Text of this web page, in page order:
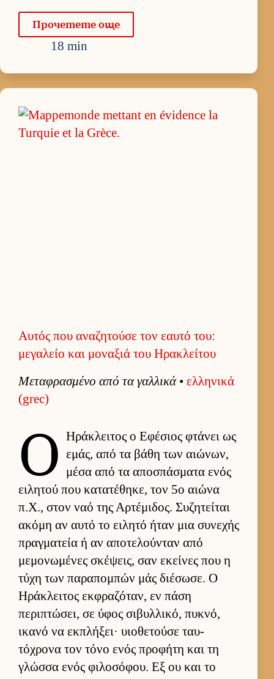
Про­че­тете още
18 min
Αυτός που αναζητούσε τον εαυτό του:
μεγαλείο και μοναξιά του Ηρακλείτου
Μεταφρασμένο από τα γαλ­λικά• ελ­ληνικά
(grec)
Ο Ηράκλει­τος ο Εφέσιος φτάνει ως
εμάς, από τα βάθη των αιώνων,
μέσα από τα αποσπάσματα ενός
ει­λητού που κατατέθηκε, τον 5ο αιώνα
π.Χ., στον ναό της Αρ­τέμιδος. Συζητεί­ται
ακόμη αν αυτό το ει­λητό ήταν μια συνεχής
πραγ­ματεία ή αν αποτελού­νταν από
μεμονωμένες σκέψεις, σαν εκεί­νες που η
τύχη των παραπομπών μάς διέσωσε. Ο
Ηράκλει­τος εκ­φραζόταν, εν πάση
περιπτώσει, σε ύφος σιβυλ­λικό, πυκνό,
ικανό να εκ­πλήξει· υιο­θετούσε ταυ­
τόχρονα τον τόνο ενός προφήτη και τη
γλώσσα ενός φιλοσόφου. Εξ ου και το